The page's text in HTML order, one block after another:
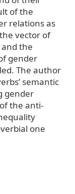
of the
relations as
vector of
the
gender
The author
semantic
gender
the anti-
one